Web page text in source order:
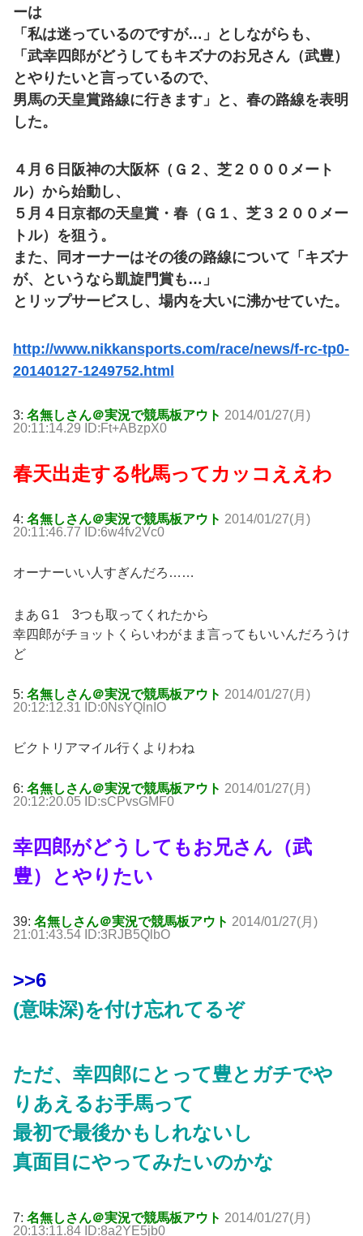
ーは
「私は迷っているのですが…」としながらも、
「武幸四郎がどうしてもキズナのお兄さん（武豊）
とやりたいと言っているので、
男馬の天皇賞路線に行きます」と、春の路線を表明
した。
４月６日阪神の大阪杯（Ｇ２、芝２０００メート
ル）から始動し、
５月４日京都の天皇賞・春（Ｇ１、芝３２００メー
トル）を狙う。
また、同オーナーはその後の路線について「キズナ
が、というなら凱旋門賞も…」
とリップサービスし、場内を大いに沸かせていた。
http://www.nikkansports.com/race/news/f-rc-tp0-
20140127-1249752.html
3: 名無しさん＠実況で競馬板アウト 2014/01/27(月)
20:11:14.29 ID:Ft+ABzpX0
春天出走する牝馬ってカッコええわ
4: 名無しさん＠実況で競馬板アウト 2014/01/27(月)
20:11:46.77 ID:6w4fv2Vc0
オーナーいい人すぎんだろ……
まあＧ1 3つも取ってくれたから
幸四郎がチョットくらいわがまま言ってもいいんだろうけ
ど
5: 名無しさん＠実況で競馬板アウト 2014/01/27(月)
20:12:12.31 ID:0NsYQlnIO
ビクトリアマイル行くよりわね
6: 名無しさん＠実況で競馬板アウト 2014/01/27(月)
20:12:20.05 ID:sCPvsGMF0
幸四郎がどうしてもお兄さん（武
豊）とやりたい
39: 名無しさん＠実況で競馬板アウト 2014/01/27(月)
21:01:43.54 ID:3RJB5QlbO
>>6
(意味深)を付け忘れてるぞ
ただ、幸四郎にとって豊とガチでや
りあえるお手馬って
最初で最後かもしれないし
真面目にやってみたいのかな
7: 名無しさん＠実況で競馬板アウト 2014/01/27(月)
20:13:11.84 ID:8a2YE5jb0